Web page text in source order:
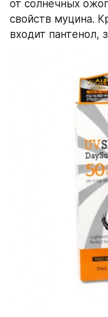
от солнечных
свойств муцина.
входит